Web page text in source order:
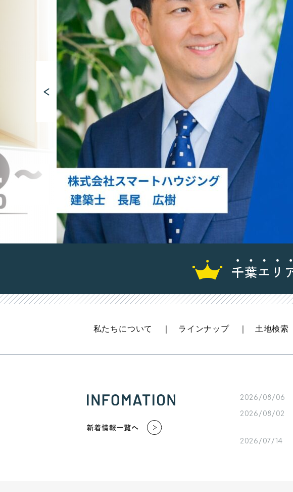
私たちについて ラインナップ 土地検索
2026/08/06
2026/08/02
2026/07/14